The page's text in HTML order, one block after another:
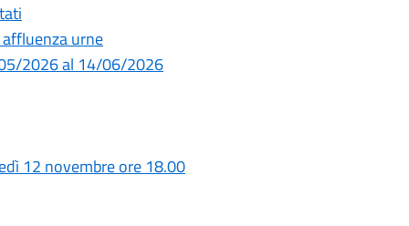
urne
2026 al 14/06/2026
12 novembre ore 18.00